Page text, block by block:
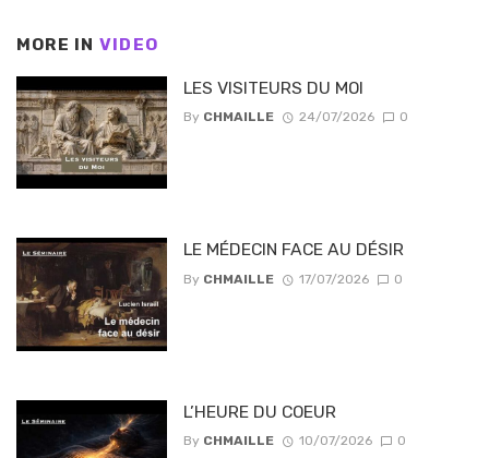
MORE IN VIDEO
LES VISITEURS DU MOI
By CHMAILLE 24/07/2026 0
LE MÉDECIN FACE AU DÉSIR
By CHMAILLE 17/07/2026 0
L’HEURE DU COEUR
By CHMAILLE 10/07/2026 0